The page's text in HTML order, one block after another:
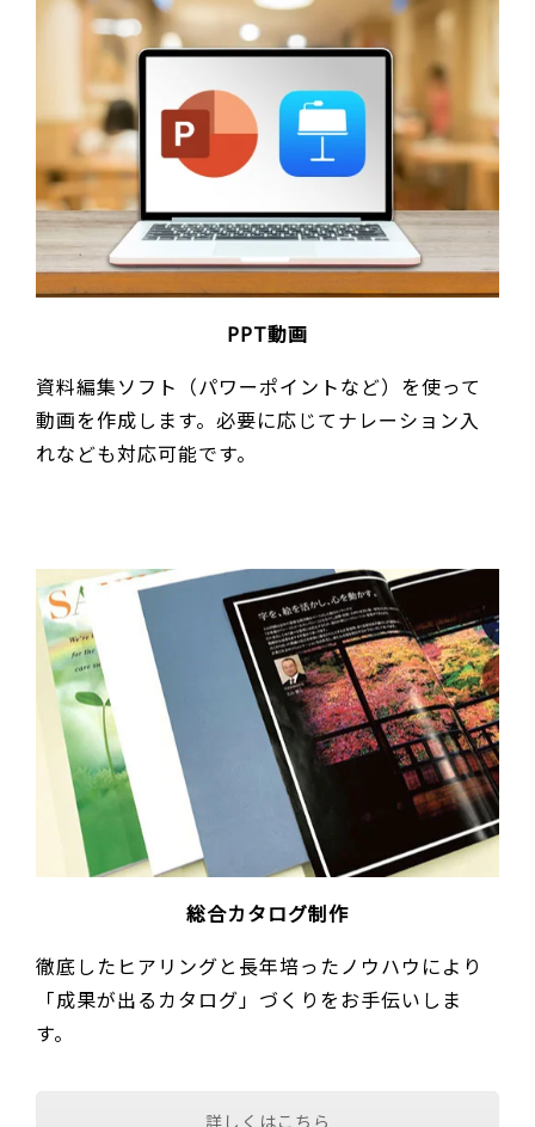
PPT動画
資料編集ソフト（パワーポイントなど）を使って
動画を作成します。必要に応じてナレーション入
れなども対応可能です。
総合カタログ制作
徹底したヒアリングと長年培ったノウハウにより
「成果が出るカタログ」づくりをお手伝いしま
す。
詳しくはこちら